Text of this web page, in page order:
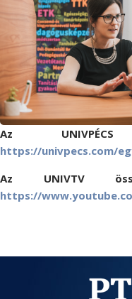
Az
https://univpecs.com/
Az UNIVTV
https://